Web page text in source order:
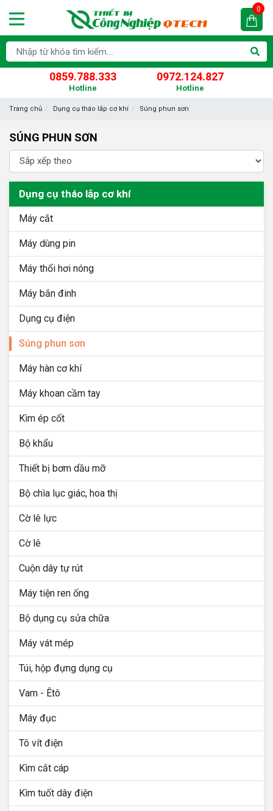
0859.788.333
Hotline
0972.124.827
Hotline
0
Trang chủ Dụng cụ tháo lắp cơ khí Súng phun sơn
SÚNG PHUN SƠN
Dụng cụ tháo lắp cơ khí
Máy cắt
Máy dùng pin
Máy thổi hơi nóng
Máy bắn đinh
Dụng cụ điện
Súng phun sơn
Máy hàn cơ khí
Máy khoan cầm tay
Kìm ép cốt
Bộ khẩu
Thiết bị bơm dầu mỡ
Bộ chìa lục giác, hoa thị
Cờ lê lực
Cờ lê
Cuộn dây tự rút
Máy tiện ren ống
Bộ dụng cụ sửa chữa
Máy vát mép
Túi, hộp đựng dụng cụ
Vam - Êtô
Máy đục
Tô vít điện
Kìm cắt cáp
Kìm tuốt dây điện